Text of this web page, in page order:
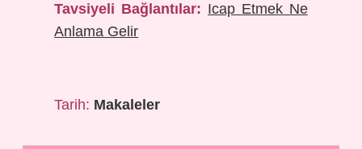
Tavsiyeli Bağlantılar: Icap Etmek Ne
Anlama Gelir
Tarih: Makaleler